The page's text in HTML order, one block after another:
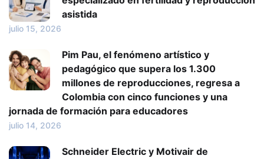
asistida
julio 15, 2026
Pim Pau, el fenómeno artístico y
pedagógico que supera los 1.300
millones de reproducciones, regresa a
Colombia con cinco funciones y una
jornada de formación para educadores
julio 14, 2026
Schneider Electric y Motivair de